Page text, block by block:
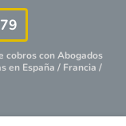
cobros conAbogados
en España / Francia /